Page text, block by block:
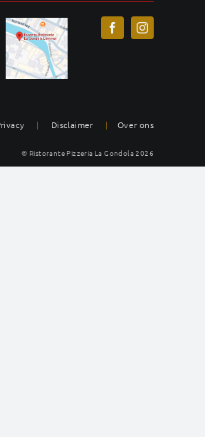
| Disclaimer | Over ons
© Ristorante Pizzeria La Gondola 2026